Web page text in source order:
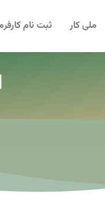
ملی کار ثبت نام